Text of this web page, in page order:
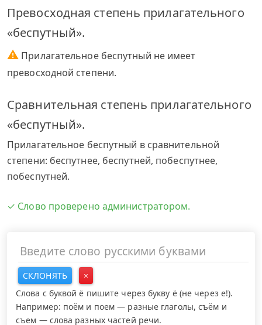
Превосходная степень прилагательного
«беспутный».
⚠ Прилагательное беспутный не имеет
превосходной степени.
Сравнительная степень прилагательного
«беспутный».
Прилагательное беспутный в сравнительной
степени: беспутнее, беспутней, побеспутнее,
побеспутней.
✓ Слово проверено администратором.
СКЛОНЯТЬ
×
Слова с буквой ё пишите через букву ё (не через е!).
Например: поём и поем — разные глаголы, съём и
съем — слова разных частей речи.